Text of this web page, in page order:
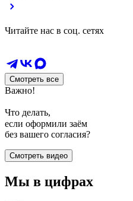
Читайте нас в соц. сетях
Смотреть все
Важно!
Что делать,
если оформили заём
без вашего согласия?
Смотреть видео
Мы в цифрах